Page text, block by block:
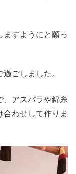
ますようにと願っ
ごしました。
、アスパラや錦糸
わせして作りま